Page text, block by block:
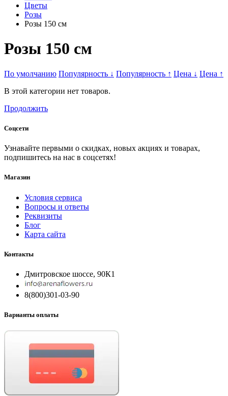
Цветы
Розы
Розы 150 см
Розы 150 см
По умолчанию Популярность ↓ Популярность ↑ Цена ↓ Цена ↑
В этой категории нет товаров.
Продолжить
Соцсети
Узнавайте первыми о скидках, новых акциях и товарах,
подпишитесь на нас в соцсетях!
Магазин
Условия сервиса
Вопросы и ответы
Реквизиты
Блог
Карта сайта
Контакты
Дмитровское шоссе, 90К1
8(800)301-03-90
Варианты оплаты